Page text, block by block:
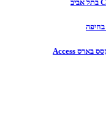
בחיפה
שרונה סופר -מאמנת רוחנית, מטפלת ומורה לאקסס בארס Access